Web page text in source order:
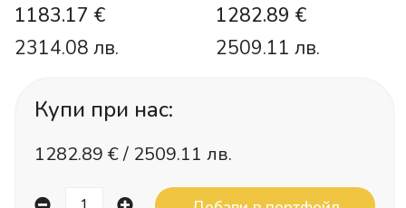
1183.17 €
2314.08 лв.
1282.89 €
2509.11 лв.
Купи при нас:
1282.89 € / 2509.11 лв.